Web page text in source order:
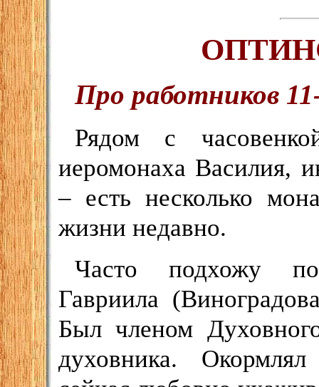
Про работников
Рядом с
иеромонаха Василия,
– есть несколько
жизни недавно.
Часто подхожу
Гавриила
Был членом
духовника.